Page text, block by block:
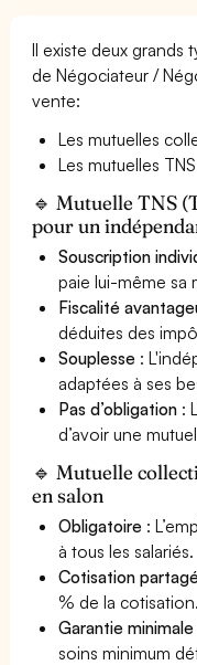
Il existe deux grands
de Négociateur /
vente:
Les mutuelles
Les mutuelles
🔹 Mutuelle TNS
pour un
Souscription
paie lui-même sa
Fiscalité
déduites des
Souplesse :
adaptées à ses
Pas d’obligation :
d’avoir une
🔹 Mutuelle
en salon
Obligatoire :
à tous les salariés.
Cotisation
% de la cotisation.
Garantie minimale
soins minimum